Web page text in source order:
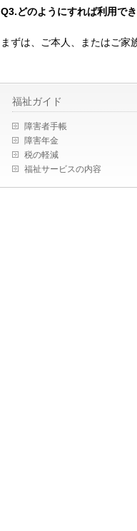
Q3.どのようにすれば利用で
まずは、ご本人、またはご家
福祉ガイド
障害者手帳
障害年金
税の軽減
福祉サービスの内容